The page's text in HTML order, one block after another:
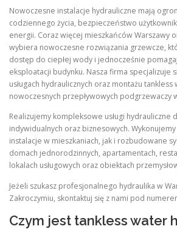
Nowoczesne instalacje hydrauliczne mają
codziennego życia, bezpieczeństwo
energii. Coraz więcej mieszkańców Warszawy
wybiera nowoczesne rozwiązania grzewcze,
dostęp do ciepłej wody i jednocześnie
eksploatacji budynku. Nasza firma specjalizuje
usługach hydraulicznych oraz montażu
nowoczesnych przepływowych podgrzewaczy
Realizujemy kompleksowe usługi hydrauliczne
indywidualnych oraz biznesowych.
instalacje w mieszkaniach, jak i rozbudowane
domach jednorodzinnych, apartamentach,
lokalach usługowych oraz obiektach
Jeżeli szukasz profesjonalnego hydraulika w
Zakroczymiu, skontaktuj się z nami pod
Czym jest tankless water